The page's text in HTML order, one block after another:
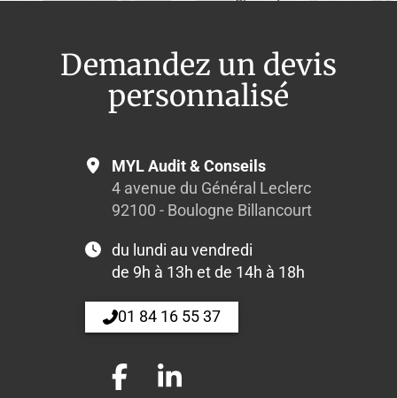
Demandez un devis
personnalisé
MYL Audit & Conseils
4 avenue du Général Leclerc
92100 - Boulogne Billancourt
du lundi au vendredi
de 9h à 13h et de 14h à 18h
01 84 16 55 37